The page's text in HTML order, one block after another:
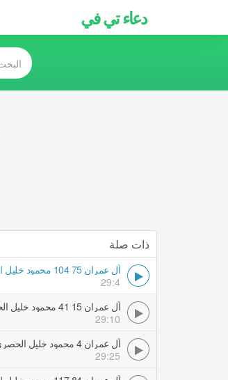
دعاء تي في
ذات صلة
آل عمران 75 104 محمود خليل الحصري استوديو تلاوات مجودة
29:4
آل عمران 15 41 محمود خليل الحصري استوديو تلاوات مجودة
29:10
آل عمران 4 محمود خليل الحصري استوديو تلاوات مجودة
29:25